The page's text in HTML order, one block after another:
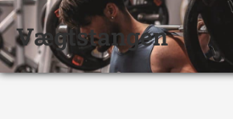
Gå
til
indholdet
Vægtstangen